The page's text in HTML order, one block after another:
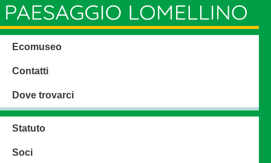
Ecomuseo
Contatti
Dove trovarci
Statuto
Soci